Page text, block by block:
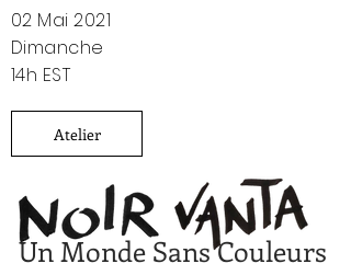
02 Mai 2021
Dimanche
14h EST
Atelier
Un Monde Sans Couleurs